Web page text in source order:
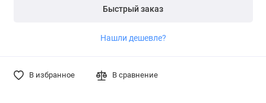
Быстрый заказ
Нашли дешевле?
В избранное В сравнение